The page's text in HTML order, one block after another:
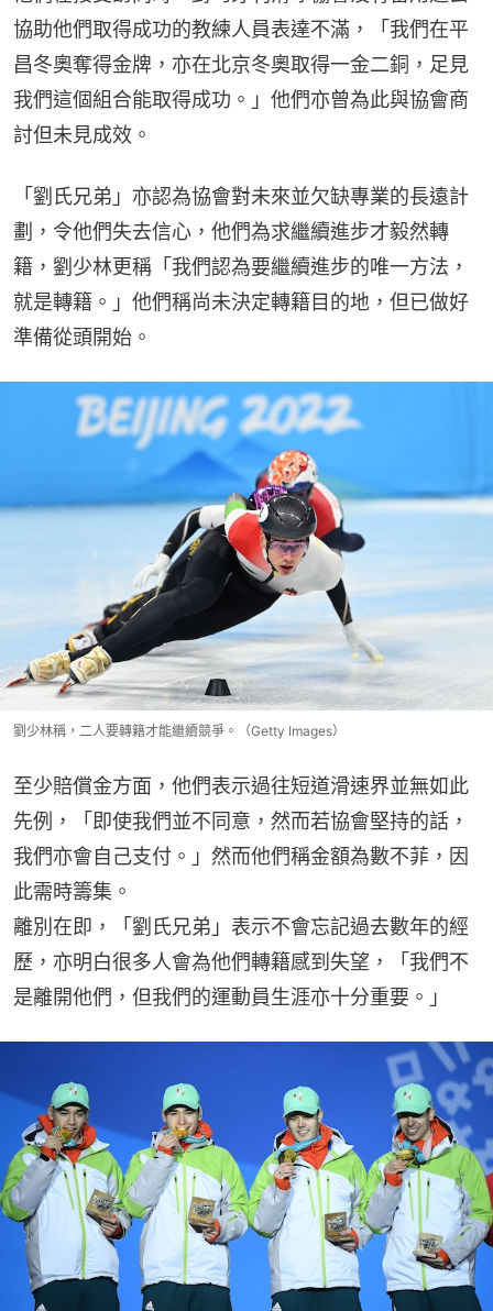
協助他們取得成功的教練人員表達不滿，「我們在平
昌冬奧奪得金牌，亦在北京冬奧取得一金二銅，足見
我們這個組合能取得成功。」他們亦曾為此與協會商
討但未見成效。
「劉氏兄弟」亦認為協會對未來並欠缺專業的長遠計
劃，令他們失去信心，他們為求繼續進步才毅然轉
籍，劉少林更稱「我們認為要繼續進步的唯一方法，
就是轉籍。」他們稱尚未決定轉籍目的地，但已做好
準備從頭開始。
劉少林稱，二人要轉籍才能繼續競爭。（Getty Images）
至少賠償金方面，他們表示過往短道滑速界並無如此
先例，「即使我們並不同意，然而若協會堅持的話，
我們亦會自己支付。」然而他們稱金額為數不菲，因
此需時籌集。
離別在即，「劉氏兄弟」表示不會忘記過去數年的經
歷，亦明白很多人會為他們轉籍感到失望，「我們不
是離開他們，但我們的運動員生涯亦十分重要。」